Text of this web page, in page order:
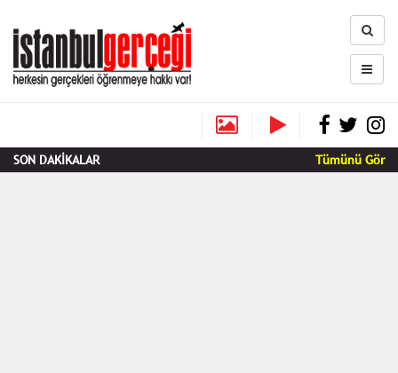
SON DAKİKALAR Tümünü Gör